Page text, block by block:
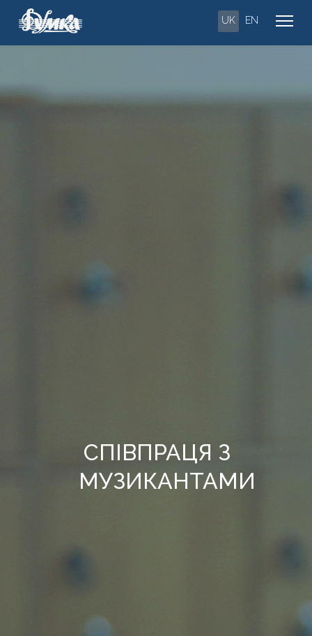
UK EN
СПІВПРАЦЯ З
МУЗИКАНТАМИ